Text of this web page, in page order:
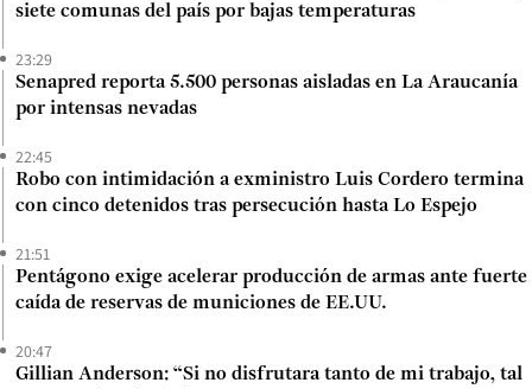
siete comunas del país por bajas temperaturas
23:29
Senapred reporta 5.500 personas aisladas en La Araucanía
por intensas nevadas
22:45
Robo con intimidación a exministro Luis Cordero termina
con cinco detenidos tras persecución hasta Lo Espejo
21:51
Pentágono exige acelerar producción de armas ante fuerte
caída de reservas de municiones de EE.UU.
20:47
Gillian Anderson: “Si no disfrutara tanto de mi trabajo, tal